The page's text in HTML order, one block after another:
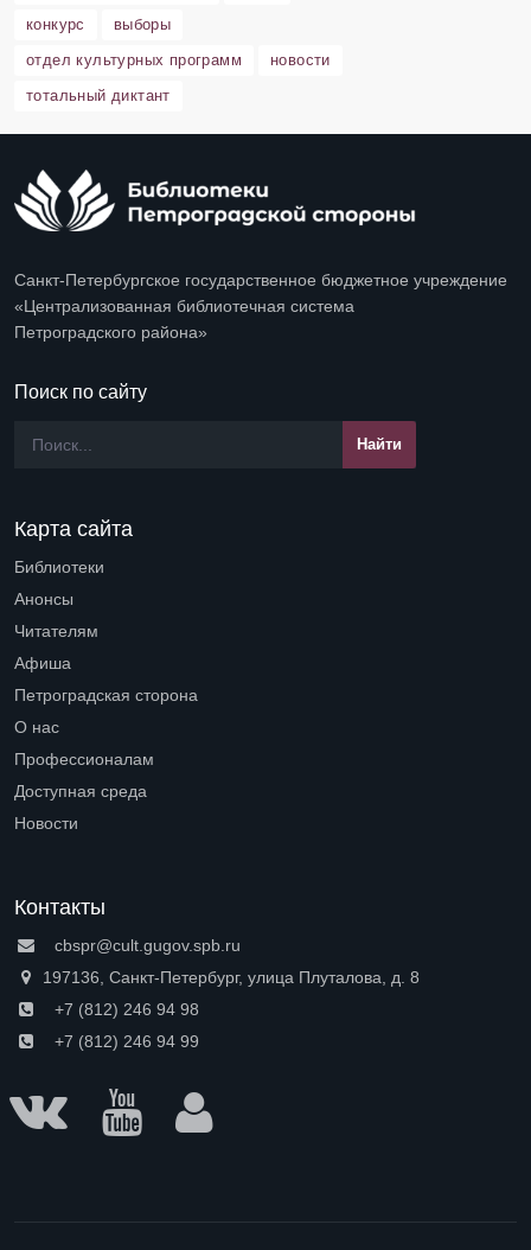
конкурс
выборы
отдел культурных программ
новости
тотальный диктант
Санкт-Петербургское государственное бюджетное учреждение
«Централизованная библиотечная система
Петроградского района»
Поиск по сайту
Карта сайта
Библиотеки
Анонсы
Читателям
Афиша
Петроградская сторона
О нас
Профессионалам
Доступная среда
Новости
Контакты
cbspr@cult.gugov.spb.ru
197136, Санкт-Петербург, улица Плуталова, д. 8
+7 (812) 246 94 98
+7 (812) 246 94 99